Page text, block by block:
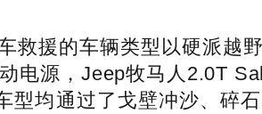
救援的车辆类型以硬派越
电源，Jeep牧马人2.0T
均通过了戈壁冲沙、碎